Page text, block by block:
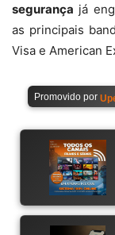
segurança já
as principais
Visa e American